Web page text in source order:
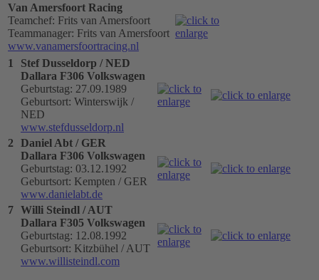
Van Amersfoort Racing
Teamchef: Frits van Amersfoort
Teammanager: Frits van Amersfoort
www.vanamersfoortracing.nl
1
Stef Dusseldorp / NED
Dallara F306 Volkswagen
Geburtstag: 27.09.1989
Geburtsort: Winterswijk /
NED
www.stefdusseldorp.nl
2
Daniel Abt / GER
Dallara F306 Volkswagen
Geburtstag: 03.12.1992
Geburtsort: Kempten / GER
www.danielabt.de
7 Willi Steindl / AUT
Dallara F305 Volkswagen
Geburtstag: 12.08.1992
Geburtsort: Kitzbühel / AUT
www.willisteindl.com